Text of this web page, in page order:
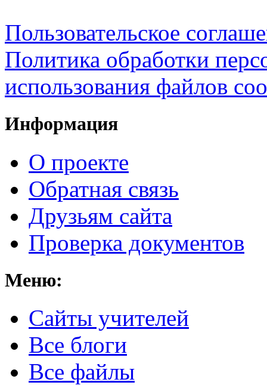
Пользовательское
Политика обработки
использования файлов
Информация
О проекте
Обратная связь
Друзьям сайта
Проверка документов
Меню:
Cайты учителей
Все блоги
Все файлы